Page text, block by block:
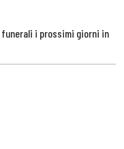
funerali i prossimi giorni in